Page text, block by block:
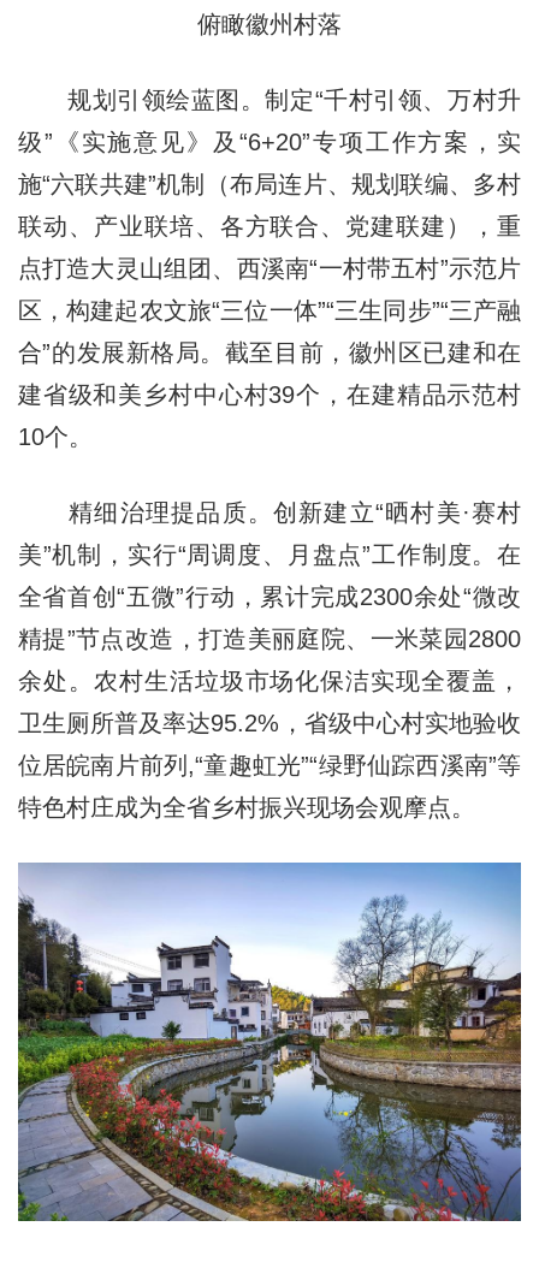
俯瞰徽州村落
规划引领绘蓝图。制定“千村引领、万村升
级”《实施意见》及“6+20”专项工作方案，实
施“六联共建”机制（布局连片、规划联编、多村
联动、产业联培、各方联合、党建联建），重
点打造大灵山组团、西溪南“一村带五村”示范片
区，构建起农文旅“三位一体”“三生同步”“三产融
合”的发展新格局。截至目前，徽州区已建和在
建省级和美乡村中心村39个，在建精品示范村
10个。
精细治理提品质。创新建立“晒村美·赛村
美”机制，实行“周调度、月盘点”工作制度。在
全省首创“五微”行动，累计完成2300余处“微改
精提”节点改造，打造美丽庭院、一米菜园2800
余处。农村生活垃圾市场化保洁实现全覆盖，
卫生厕所普及率达95.2%，省级中心村实地验收
位居皖南片前列,“童趣虹光”“绿野仙踪西溪南”等
特色村庄成为全省乡村振兴现场会观摩点。